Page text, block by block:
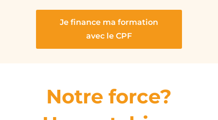
Je finance ma formation
avec le CPF
Notre force?